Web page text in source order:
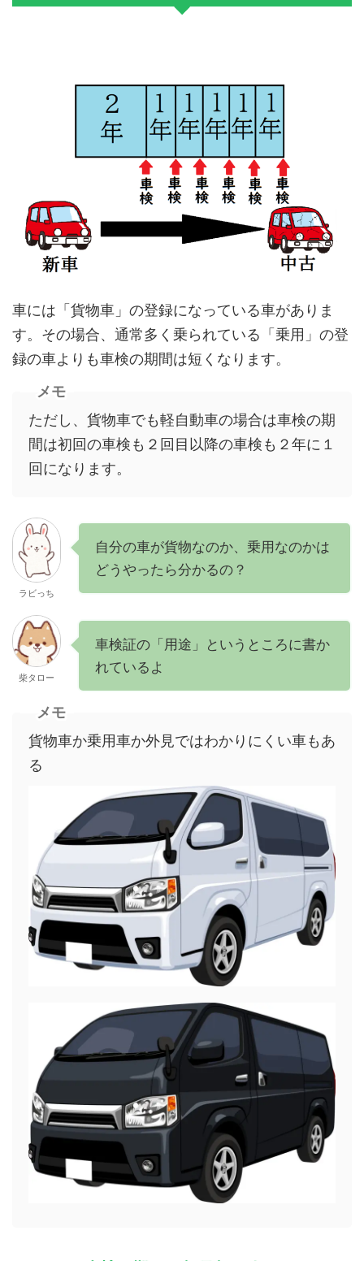
車には「貨物車」の登録になっている車がありま
す。その場合、通常多く乗られている「乗用」の登
録の車よりも車検の期間は短くなります。
メモ
ただし、貨物車でも軽自動車の場合は車検の期
間は初回の車検も２回目以降の車検も２年に１
回になります。
ラビっち
自分の車が貨物なのか、乗用なのかは
どうやったら分かるの？
柴タロー
車検証の「用途」というところに書か
れているよ
メモ
貨物車か乗用車か外見ではわかりにくい車もあ
る